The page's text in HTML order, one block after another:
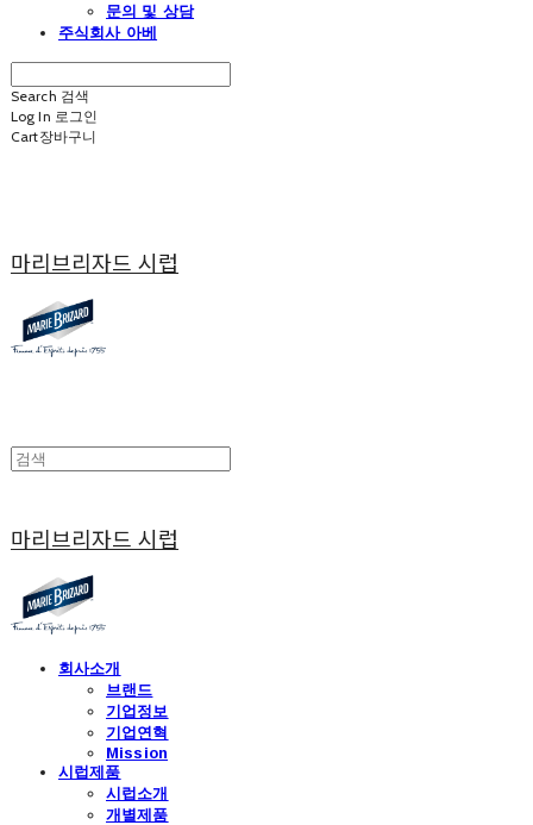
문의 및 상담
주식회사 아베
Search 검색
Log In 로그인
Cart장바구니
마리브리자드 시럽
마리브리자드 시럽
회사소개
브랜드
기업정보
기업연혁
Mission
시럽제품
시럽소개
개별제품